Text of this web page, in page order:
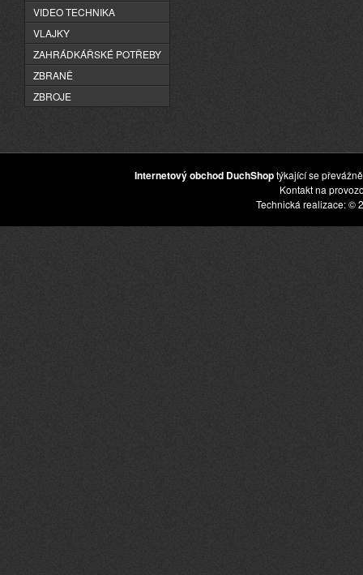
VIDEO TECHNIKA
VLAJKY
ZAHRÁDKÁŘSKÉ POTŘEBY
ZBRANĚ
ZBROJE
Internetový obchod DuchShoptýkající se
Kontakt na
Technická realizace: ©